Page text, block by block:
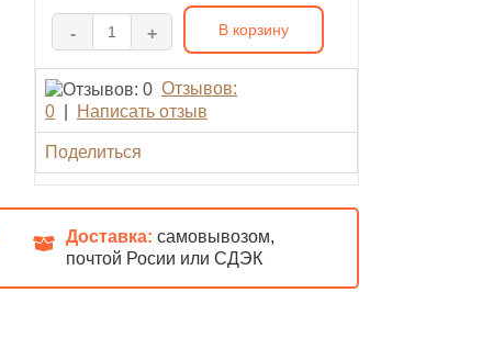
- + В корзину
Отзывов:
0
Написать отзыв
Поделиться
Доставка: самовывозом,
почтой Росии или СДЭК